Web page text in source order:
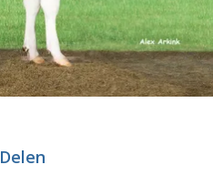
Delen